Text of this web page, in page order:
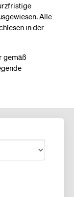
Alle
in der
gemäß